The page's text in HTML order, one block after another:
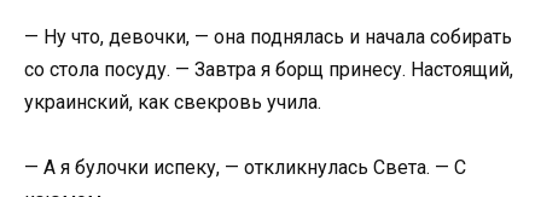
— Ну что, девочки, — она поднялась и начала собирать
со стола посуду. — Завтра я борщ принесу. Настоящий,
украинский, как свекровь учила.
— А я булочки испеку, — откликнулась Света. — С